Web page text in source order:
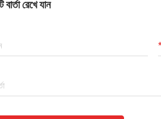
বার্তা রেখে যান